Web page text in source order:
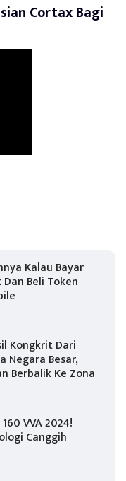
Cortax Bagi
Kalau Bayar
Beli Token
Kongkrit Dari
Negara Besar,
Berbalik Ke Zona
VVA 2024!
Canggih